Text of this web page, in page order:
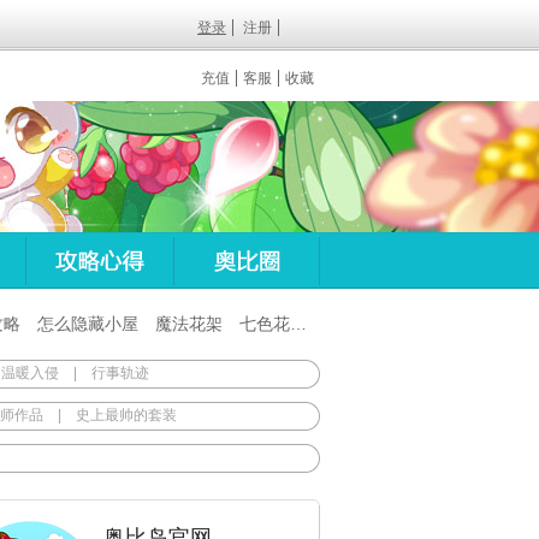
登录 注册
充值 客服 收藏
怎么隐藏小屋 魔法花架 七色花在哪
暖入侵 行事轨迹
作品 史上最帅的套装